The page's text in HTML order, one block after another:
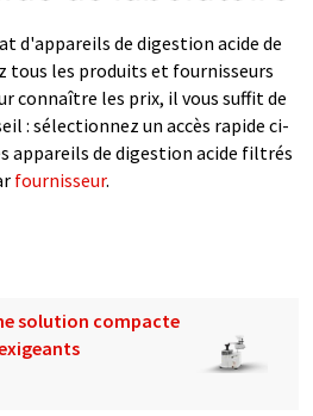
d'appareils de digestion acide de
tous les produits et fournisseurs
connaître les prix, il vous suffit de
: sélectionnez un accès rapide ci-
appareils de digestion acide filtrés
fournisseur.
solution compacte